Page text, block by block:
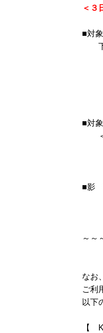
＜
■対
下
・
・
・
・
■対
＜
佐
塩
■影
～～
なお
ご利
以下
【